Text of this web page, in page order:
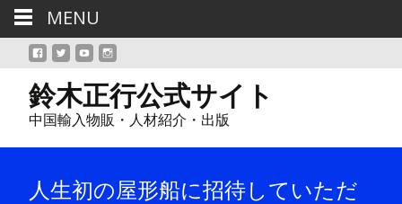
鈴木正行公式サイト
中国輸入物販・人材紹介・出版
人生初の屋形船に招待していただ
MENU